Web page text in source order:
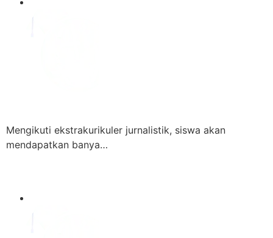
Mengikuti ekstrakurikuler jurnalistik, siswa akan
mendapatkan banya…